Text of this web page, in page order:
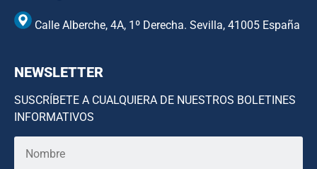
Calle Alberche, 4A, 1º Derecha. Sevilla, 41005 España
NEWSLETTER
SUSCRÍBETE A CUALQUIERA DE NUESTROS BOLETINES
INFORMATIVOS